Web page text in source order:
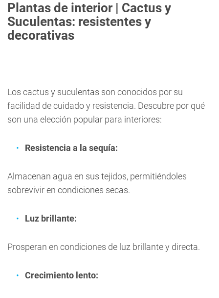
Plantas de interior | Cactus y
Suculentas: resistentes y
decorativas
Los cactus y suculentas son conocidos por su
facilidad de cuidado y resistencia. Descubre por qué
son una elección popular para interiores:
Resistencia a la sequía:
Almacenan agua en sus tejidos, permitiéndoles
sobrevivir en condiciones secas.
Luz brillante:
Prosperan en condiciones de luz brillante y directa.
Crecimiento lento: